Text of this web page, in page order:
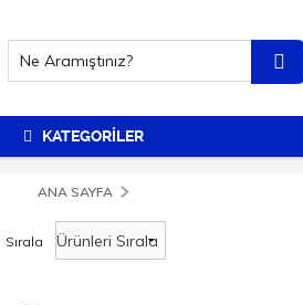
KATEGORİLER
ANA SAYFA
Sırala